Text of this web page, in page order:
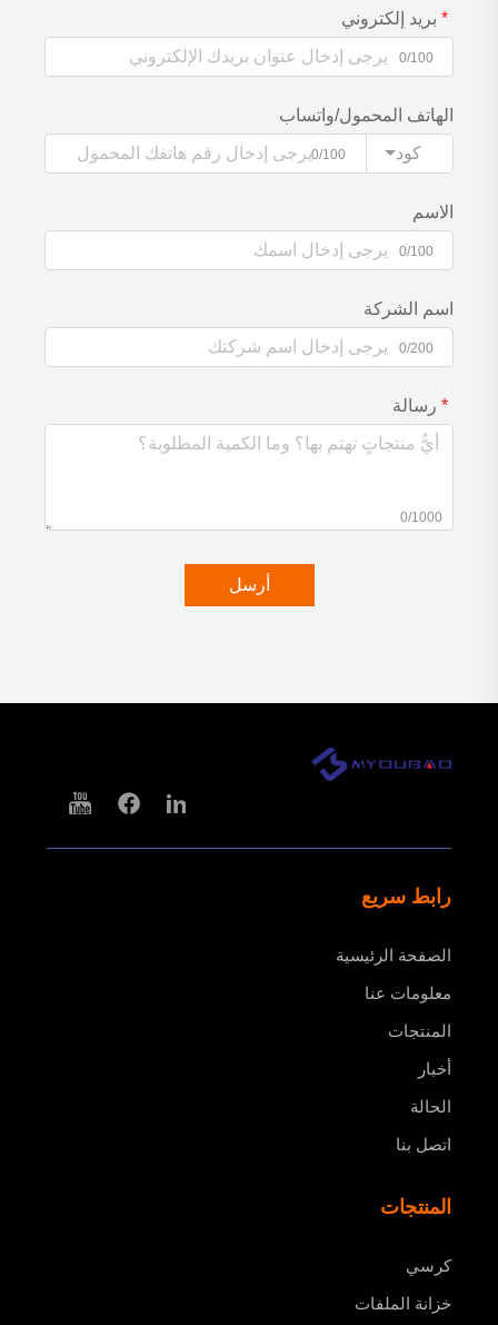
بريد إلكتروني
0/100
الهاتف المحمول/واتساب
كود
0/100
الاسم
0/100
اسم الشركة
0/200
رسالة
0/1000
أرسل
رابط سريع
الصفحة الرئيسية
معلومات عنا
المنتجات
أخبار
الحالة
اتصل بنا
المنتجات
كرسي
خزانة الملفات